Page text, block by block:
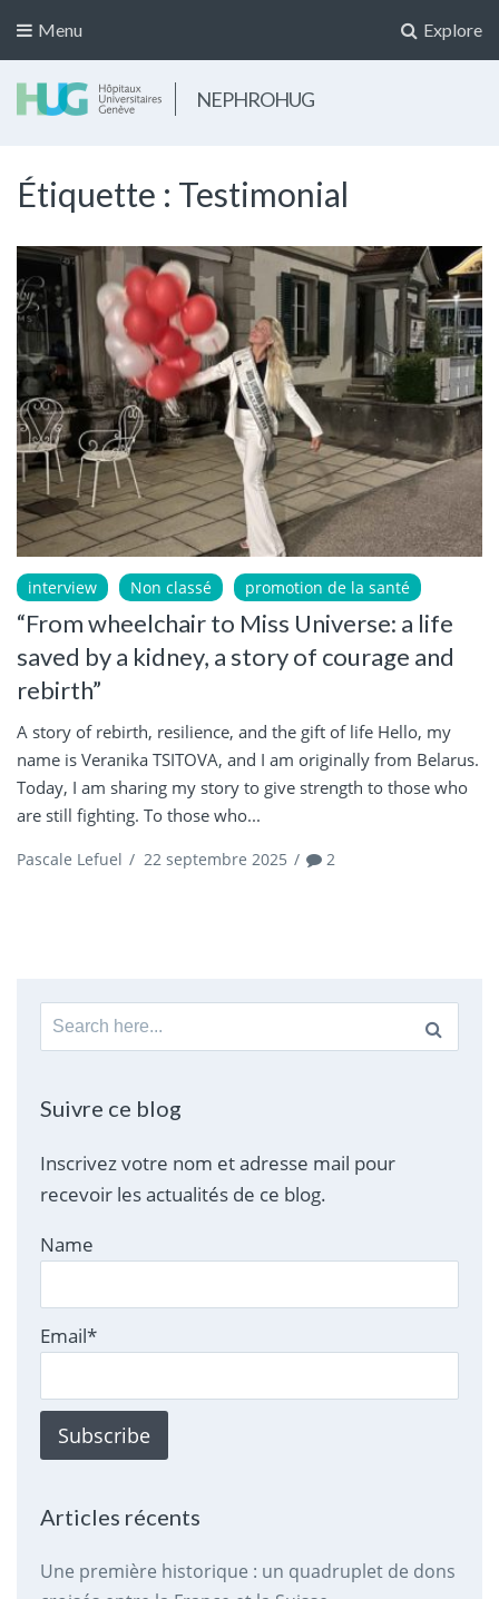
Explore
Menu
NEPHROHUG
Étiquette : Testimonial
interview Non classé promotion de la santé
“From wheelchair to Miss Universe: a life
saved by a kidney, a story of courage and
rebirth”
A story of rebirth, resilience, and the gift of life Hello, my
name is Veranika TSITOVA, and I am originally from Belarus.
Today, I am sharing my story to give strength to those who
are still fighting. To those who...
Pascale Lefuel / 22 septembre 2025 / 2
Search
for:
Suivre ce blog
Inscrivez votre nom et adresse mail pour
recevoir les actualités de ce blog.
Name
Email*
Articles récents
Une première historique : un quadruplet de dons